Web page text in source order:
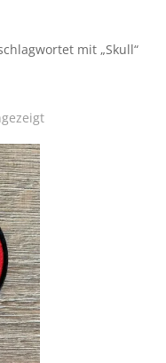
mit „Skull“